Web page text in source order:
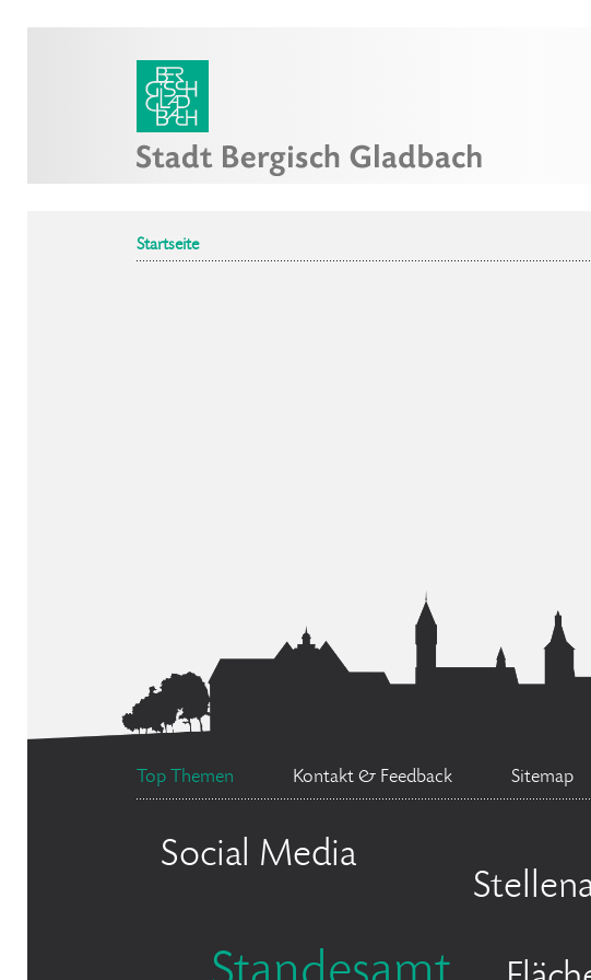
Startseite
Top Themen Kontakt & Feedback Sitemap
Social Media